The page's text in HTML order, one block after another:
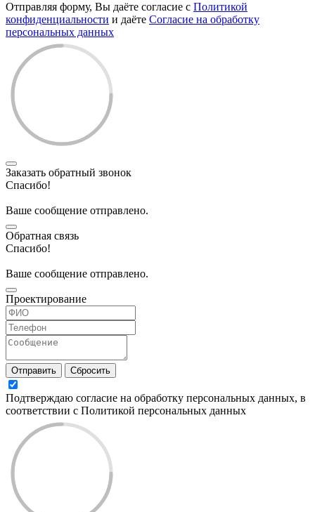
Отправляя форму, Вы даёте согласие с Политикой
конфиденциальности и даёте Согласие на обработку
персональных данных
Заказать обратный звонок
Спасибо!
Ваше сообщение отправлено.
Обратная связь
Спасибо!
Ваше сообщение отправлено.
Проектирование
Отправить Сбросить
Подтверждаю согласие на обработку персональных данных, в
соответствии с Политикой персональных данных